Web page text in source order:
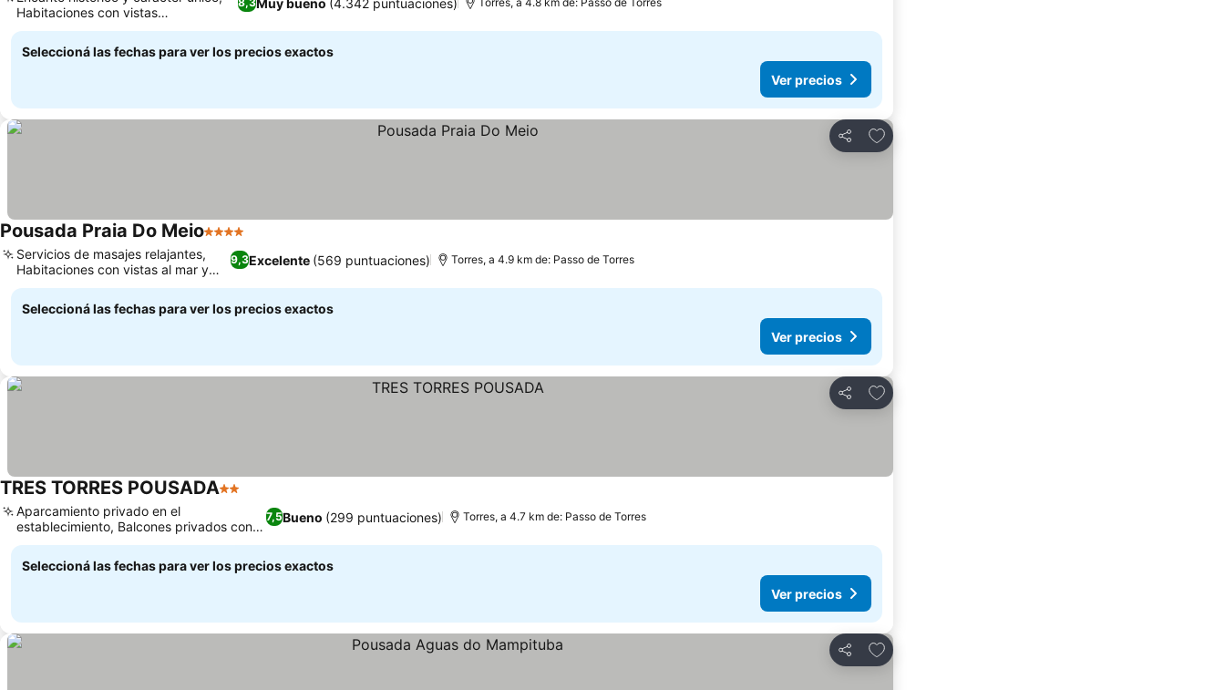
Habitaciones con vistas
panorámicas al mar
Seleccioná las fechas para ver los precios exactos
Ver precios
Compartir
Añadir a favoritos
Pousada Praia Do Meio4 Estrellas
9,3Excelente (569 puntuaciones)
Servicios de masajes relajantes,
Habitaciones con vistas al mar y
balcón
Torres, a 4.9 km de: Passo de Torres
Seleccioná las fechas para ver los precios exactos
Ver precios
Compartir
Añadir a favoritos
TRES TORRES POUSADA2 Estrellas
7,5Bueno (299 puntuaciones)
Aparcamiento privado en el
establecimiento, Balcones privados con
vistas a la ciudad
Torres, a 4.7 km de: Passo de Torres
Seleccioná las fechas para ver los precios exactos
Ver precios
Compartir
Añadir a favoritos